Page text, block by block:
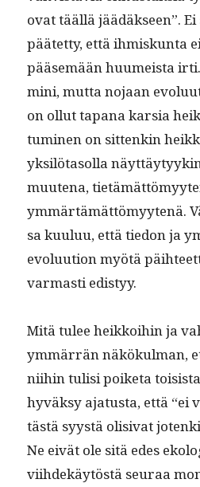
ovat tääl­lä jäädäk­seen”.
päätet­ty, että ihmiskun­ta
pääsemään huumeista
mi­ni, mut­ta nojaan
on ollut tapana kar­sia
tu­mi­nen on sit­tenkin
yksilö­ta­sol­la
muute­na,
ymmärtämät­tömyytenä.
sa kuu­luu, että tiedon ja
evoluu­tion myötä
var­masti edistyy.
Mitä tulee heikkoi­hin ja
ymmär­rän näkökul­man,
niihin tulisi poike­ta
hyväksy aja­tus­ta, että “ei
tästä syys­tä oli­si­vat
Ne eivät ole sitä edes
viihdekäytöstä seu­raa